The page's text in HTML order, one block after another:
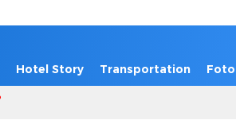
Hotel Story Transportation Foto